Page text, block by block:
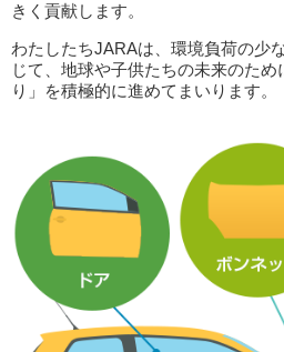
きく貢献します。
わたしたちJARAは、環境負荷の少
じて、地球や子供たちの未来のた
り」を積極的に進めてまいります。